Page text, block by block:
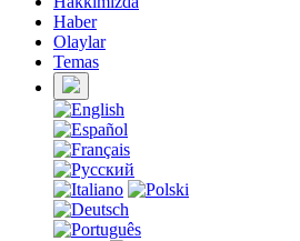
Haber
Olaylar
Temas